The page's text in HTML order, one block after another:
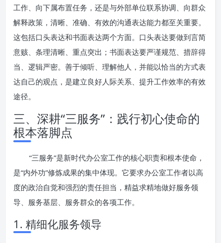
工作、向下属布置任务，还是与外部单位联系协调、向群众
解释政策，清晰、准确、有效的沟通表达能力都至关重要。
这包括口头表达和书面表达两个方面。口头表达要做到言简
意赅、条理清晰、重点突出；书面表达要严谨规范、措辞得
当、逻辑严密。善于倾听、理解他人，并能以恰当的方式表
达自己的观点，是建立良好人际关系、提升工作效率的有效
途径。
三、深耕“三服务”：践行初心使命的
根本落脚点
“三服务”是新时代办公室工作的核心职责和根本使命，
是“内外功”修炼成果的集中体现。它要求办公室工作者以高
度的政治自觉和强烈的责任担当，精益求精地做好服务领
导、服务基层、服务群众的各项工作。
1. 精细化服务领导